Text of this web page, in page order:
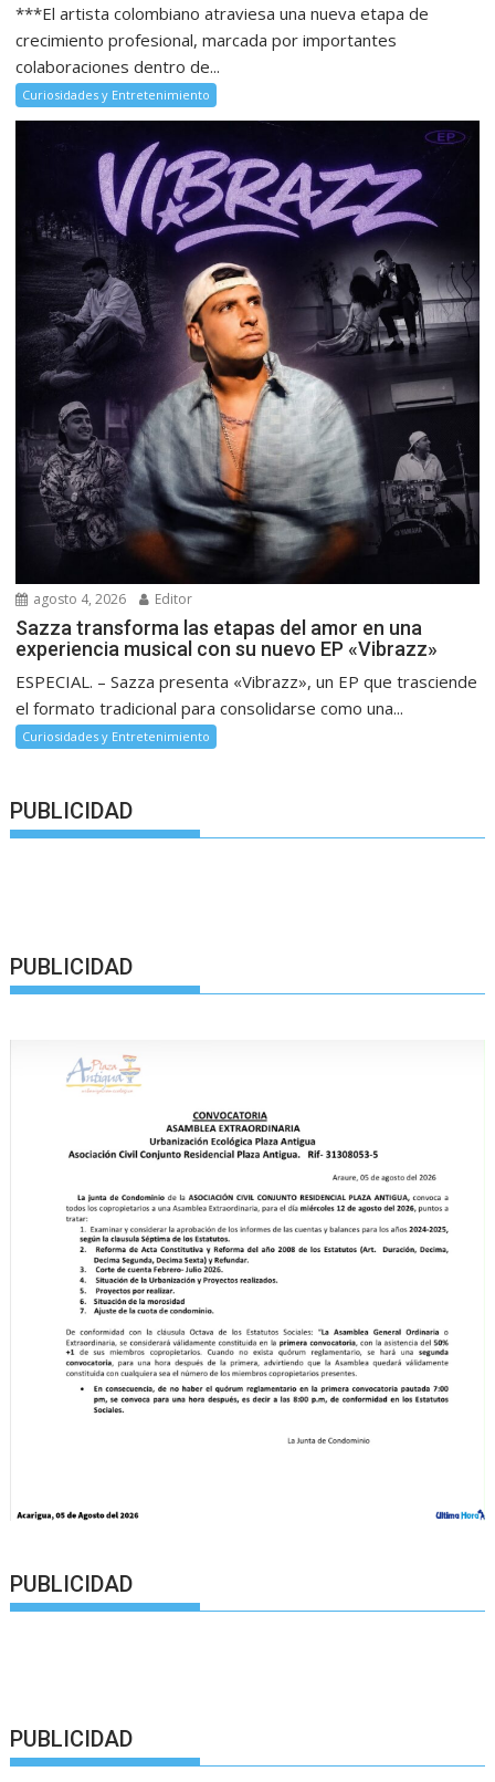
***El artista colombiano atraviesa una nueva etapa de
crecimiento profesional, marcada por importantes
colaboraciones dentro de...
Curiosidades y Entretenimiento
agosto 4, 2026 Editor
Sazza transforma las etapas del amor en una
experiencia musical con su nuevo EP «Vibrazz»
ESPECIAL. – Sazza presenta «Vibrazz», un EP que trasciende
el formato tradicional para consolidarse como una...
Curiosidades y Entretenimiento
PUBLICIDAD
PUBLICIDAD
PUBLICIDAD
PUBLICIDAD